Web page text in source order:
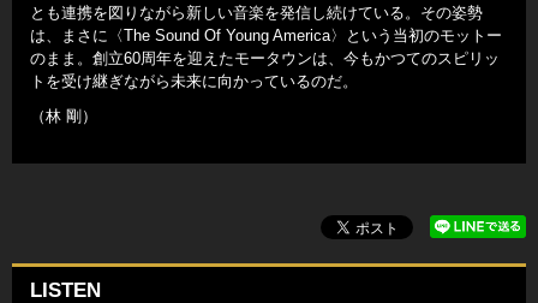
とも連携を図りながら新しい音楽を発信し続けている。その姿勢
は、まさに〈The Sound Of Young America〉という当初のモットー
のまま。創立60周年を迎えたモータウンは、今もかつてのスピリッ
トを受け継ぎながら未来に向かっているのだ。
（林 剛）
LISTEN